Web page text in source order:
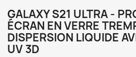
GALAXY S21 ULTRA -
ÉCRAN EN VERRE
DISPERSION LIQUIDE
UV 3D